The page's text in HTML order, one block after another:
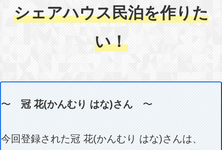
シェアハウス民泊を作りた
い！
〜 冠 花(かんむり はな)さん 〜
今回登録された冠 花(かんむり はな)さんは、